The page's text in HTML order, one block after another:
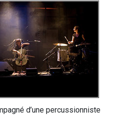
d’une percussionniste